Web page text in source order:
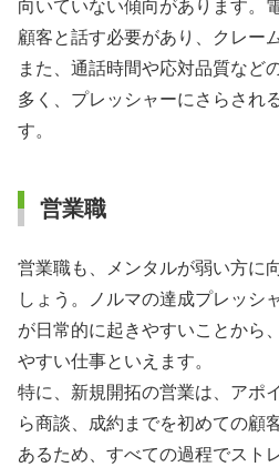
向いていない傾向があります。
顧客と話す必要があり、クレー
また、通話時間や応対品質など
多く、プレッシャーにさらされ
す。
営業職
営業職も、メンタルが弱い方に
しょう。ノルマの達成プレッシ
が日常的に起きやすいことから
やすい仕事といえます。
特に、新規開拓の営業は、アポ
ら商談、成約までを初めての顧
あるため、すべての過程でスト